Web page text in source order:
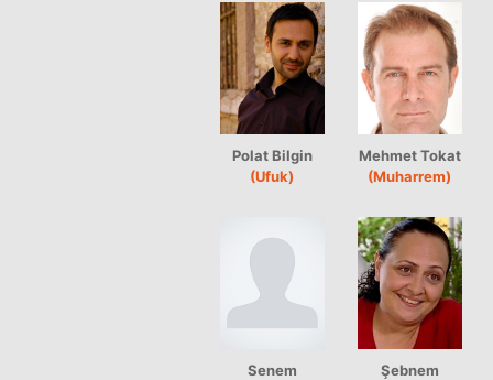
Polat Bilgin
(Ufuk)
Mehmet Tokat
(Muharrem)
Senem
Şebnem